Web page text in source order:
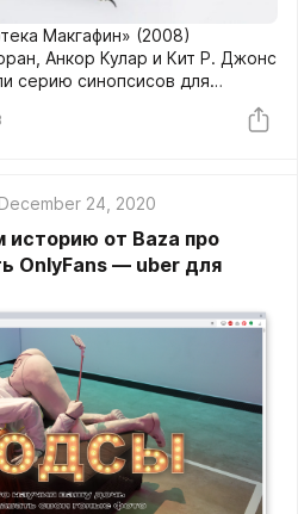
Макгафин» (2008)
Анкор Кулар и Кит Р. Джонс
серию синопсисов для
восемнадцать),
и Карвера, подделке
городским мифам,
и низкопробного кино,
и отношениям между
December 24, 2020
историю от Baza про
OnlyFans — uber для